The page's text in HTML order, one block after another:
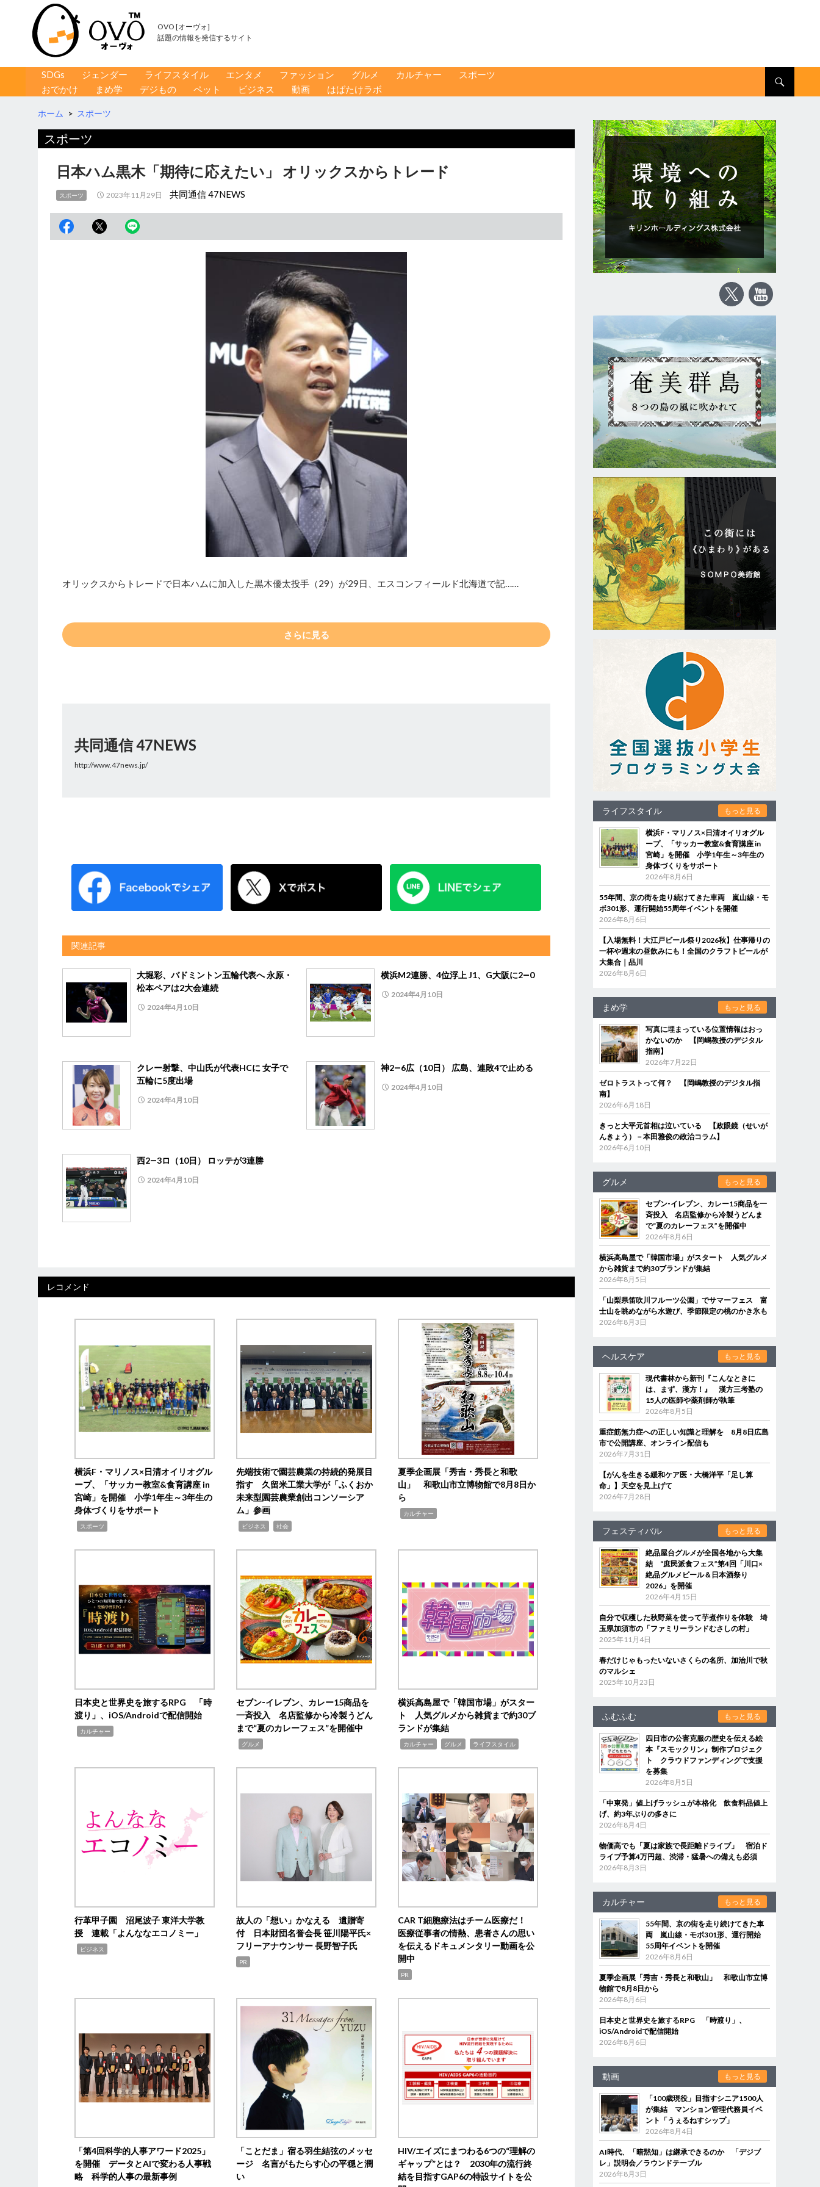
OVO [オーヴォ]
話題の情報を発信するサイト
コンテンツへ移動
SDGs ジェンダー ライフスタイル エンタメ ファッション グルメ カルチャー
スポーツ
おでかけ
まめ学 デジもの ペット ビジネス 動画 はばたけラボ
ホーム > スポーツ
スポーツ
日本ハム黒木「期待に応えたい」 オリックスからトレード
スポーツ 2023年11月29日 共同通信 47NEWS
オリックスからトレードで日本ハムに加入した黒木優太投手（29）が29日、エスコンフィールド北海道で記……
さらに見る
共同通信 47NEWS
http://www.47news.jp/
関連記事
大堀彩、バドミントン五輪代表へ 永原・
松本ペアは2大会連続
2024年4月10日
横浜M2連勝、4位浮上 J1、G大阪に2―0
2024年4月10日
クレー射撃、中山氏が代表HCに 女子で
五輪に5度出場
2024年4月10日
神2―6広（10日） 広島、連敗4で止める
2024年4月10日
西2―3ロ（10日） ロッテが3連勝
2024年4月10日
レコメンド
横浜F・マリノス×日清オイリオグル
ープ、「サッカー教室&食育講座 in
宮崎」を開催 小学1年生～3年生の
身体づくりをサポート
スポーツ
先端技術で園芸農業の持続的発展目
指す 久留米工業大学が「ふくおか
未来型園芸農業創出コンソーシア
ム」参画
ビジネス 社会
夏季企画展「秀吉・秀長と和歌
山」 和歌山市立博物館で8月8日か
ら
カルチャー
日本史と世界史を旅するRPG 「時
渡り」、iOS/Androidで配信開始
カルチャー
セブン‐イレブン、カレー15商品を
一斉投入 名店監修から冷製うどん
まで“夏のカレーフェス”を開催中
グルメ
横浜高島屋で「韓国市場」がスター
ト 人気グルメから雑貨まで約30ブ
ランドが集結
カルチャー グルメ ライフスタイル
行革甲子園 沼尾波子 東洋大学教
授 連載「よんななエコノミー」
ビジネス
故人の「想い」かなえる 遺贈寄
付 日本財団名誉会長 笹川陽平氏×
フリーアナウンサー 長野智子氏
PR
CAR T細胞療法はチーム医療だ！
医療従事者の情熱、患者さんの思い
を伝えるドキュメンタリー動画を公
開中
PR
「第4回科学的人事アワード2025」
を開催 データとAIで変わる人事戦
略 科学的人事の最新事例
「ことだま」宿る羽生結弦のメッセ
ージ 名言がもたらす心の平穏と潤
い
HIV/エイズにまつわる6つの“理解の
ギャップ”とは？ 2030年の流行終
結を目指すGAP6の特設サイトを公
ライフスタイル もっと見る
横浜F・マリノス×日清オイリオグル
ープ、「サッカー教室&食育講座 in
宮崎」を開催 小学1年生～3年生の
身体づくりをサポート
2026年8月6日
55年間、京の街を走り続けてきた車両 嵐山線・モ
ボ301形、運行開始55周年イベントを開催
2026年8月6日
【入場無料！大江戸ビール祭り2026秋】仕事帰りの
一杯や週末の昼飲みにも！全国のクラフトビールが
大集合｜品川
2026年8月6日
まめ学 もっと見る
写真に埋まっている位置情報はおっ
かないのか 【岡嶋教授のデジタル
指南】
2026年7月22日
ゼロトラストって何？ 【岡嶋教授のデジタル指
南】
2026年6月18日
きっと大平元首相は泣いている 【政眼鏡（せいが
んきょう）－本田雅俊の政治コラム】
2026年6月10日
グルメ もっと見る
セブン‐イレブン、カレー15商品を一
斉投入 名店監修から冷製うどんま
で“夏のカレーフェス”を開催中
2026年8月6日
横浜高島屋で「韓国市場」がスタート 人気グルメ
から雑貨まで約30ブランドが集結
2026年8月5日
「山梨県笛吹川フルーツ公園」でサマーフェス 富
士山を眺めながら水遊び、季節限定の桃のかき氷も
2026年8月3日
ヘルスケア もっと見る
現代書林から新刊『こんなときに
は、まず、漢方！』 漢方三考塾の
15人の医師や薬剤師が執筆
2026年8月5日
重症筋無力症への正しい知識と理解を 8月8日広島
市で公開講座、オンライン配信も
2026年7月31日
【がんを生きる緩和ケア医・大橋洋平「足し算
命」】天空を見上げて
2026年7月28日
フェスティバル もっと見る
絶品屋台グルメが全国各地から大集
結 “庶民派食フェス”第4回「川口×
絶品グルメビール＆日本酒祭り
2026」を開催
2026年4月15日
自分で収穫した秋野菜を使って芋煮作りを体験 埼
玉県加須市の「ファミリーランドむさしの村」
2025年11月4日
春だけじゃもったいないさくらの名所、加治川で秋
のマルシェ
2025年10月23日
ふむふむ もっと見る
四日市の公害克服の歴史を伝える絵
本『スモックリン』制作プロジェク
ト クラウドファンディングで支援
を募集
2026年8月5日
「中東発」値上げラッシュが本格化 飲食料品値上
げ、約3年ぶりの多さに
2026年8月4日
物価高でも「夏は家族で長距離ドライブ」 宿泊ド
ライブ予算4万円超、渋滞・猛暑への備えも必須
2026年8月3日
カルチャー もっと見る
55年間、京の街を走り続けてきた車
両 嵐山線・モボ301形、運行開始
55周年イベントを開催
2026年8月6日
夏季企画展「秀吉・秀長と和歌山」 和歌山市立博
物館で8月8日から
2026年8月6日
日本史と世界史を旅するRPG 「時渡り」、
iOS/Androidで配信開始
2026年8月6日
動画 もっと見る
「100歳現役」目指すシニア1500人
が集結 マンション管理代務員イベ
ント「うぇるねすシップ」
2026年8月4日
AI時代、「暗黙知」は継承できるのか 「デジブ
レ」説明会／ラウンドテーブル
2026年8月3日